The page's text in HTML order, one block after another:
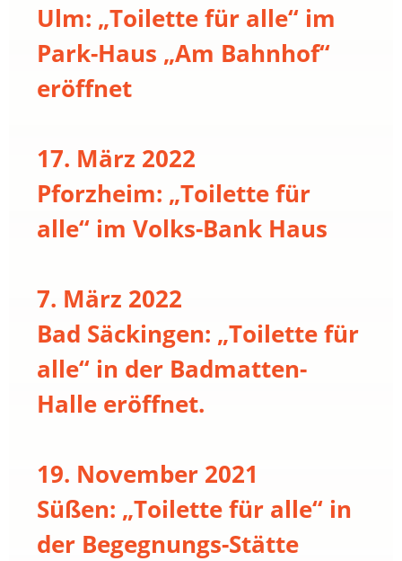
Ulm: „Toilette für alle“ im
Park-Haus „Am Bahnhof“
eröffnet
17. März 2022
Pforzheim: „Toilette für
alle“ im Volks-Bank Haus
7. März 2022
Bad Säckingen: „Toilette für
alle“ in der Badmatten-
Halle eröffnet.
19. November 2021
Süßen: „Toilette für alle“ in
der Begegnungs-Stätte